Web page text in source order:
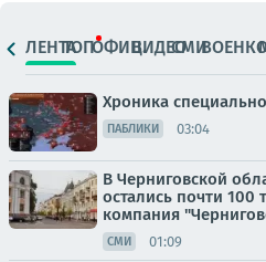
ЛЕНТАТОПОФИЦ.ВИДЕОСМИ
Хроника
ПАБЛИКИ 03:04
В Черниговской
остались почти 100
компания
СМИ 01:09